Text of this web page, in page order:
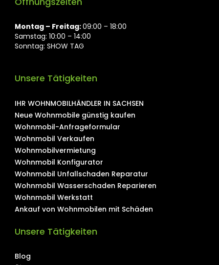
Montag ⁠– Freitag:09:00 – 18:00
Samstag: 10:00 – 14:00
Sonntag: SHOW TAG
Unsere Tätigkeiten
IHR WOHNMOBILHÄNDLER IN SACHSEN
Neue Wohnmobile günstig kaufen
Wohnmobil-Anfrageformular
Wohnmobil Verkaufen
Wohnmobilvermietung
Wohnmobil Konfigurator
Wohnmobil Unfallschaden Reparatur
Wohnmobil Wasserschaden Reparieren
Wohnmobil Werkstatt
Ankauf von Wohnmobilen mit Schäden
Unsere Tätigkeiten
Blog